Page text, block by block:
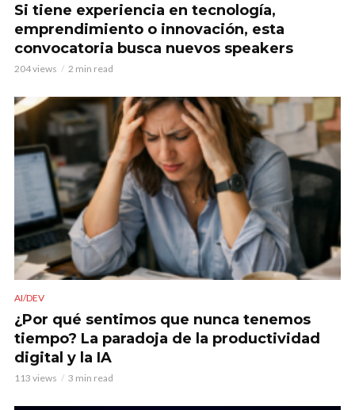
Si tiene experiencia en tecnología,
emprendimiento o innovación, esta
convocatoria busca nuevos speakers
204 views 2 min read
AI/DEV
¿Por qué sentimos que nunca tenemos
tiempo? La paradoja de la productividad
digital y la IA
113 views 3 min read